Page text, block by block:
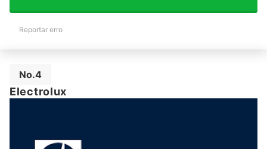
Reportar erro
No.4
Electrolux